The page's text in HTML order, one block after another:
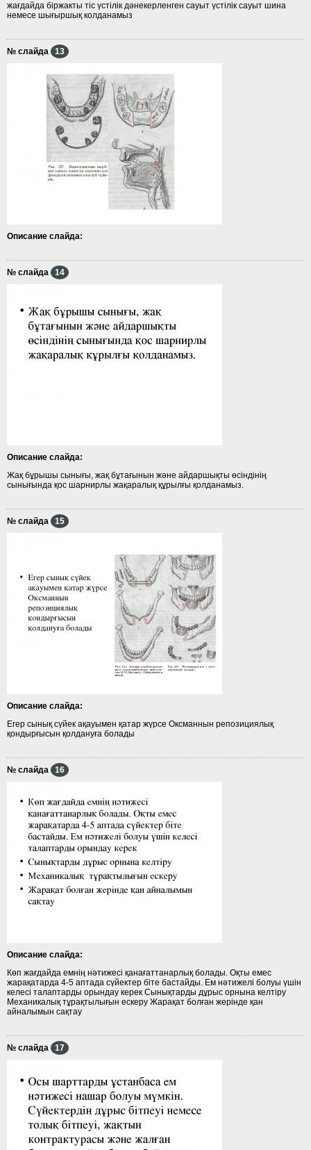
жағдайда біржакты тіс үстілік дәнекерленген сауыт үстілік сауыт шина
немесе шығыршық колданамыз
№ слайда 13
Описание слайда:
№ слайда 14
Описание слайда:
Жақ бұрышы сынығы, жақ бұтағынын және айдаршықты өсіндінің
сынығында қос шарнирлы жақаралық құрылғы қолданамыз.
№ слайда 15
Описание слайда:
Егер сынық сүйек ақауымен қатар жүрсе Оксманнын репозициялық
қондырғысын қолдануға болады
№ слайда 16
Описание слайда:
Көп жағдайда емнің нәтижесі қанағаттанарлық болады. Оқты емес
жарақатарда 4-5 аптада сүйектер біте бастайды. Ем нәтижелі болуы үшін
келесі талаптарды орындау керек Сынықтарды дұрыс орнына келтіру
Механикалық тұрақтылығын ескеру Жарақат болған жерінде қан
айналымын сақтау
№ слайда 17